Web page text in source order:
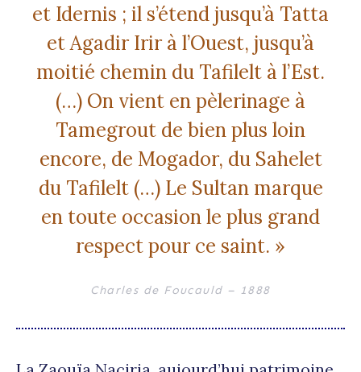
et Idernis ; il s’étend jusqu’à Tatta
et Agadir Irir à l’Ouest, jusqu’à
moitié chemin du Tafilelt à l’Est.
(…) On vient en pèlerinage à
Tamegrout de bien plus loin
encore, de Mogador, du Sahelet
du Tafilelt (…) Le Sultan marque
en toute occasion le plus grand
respect pour ce saint. »
Charles de Foucauld – 1888